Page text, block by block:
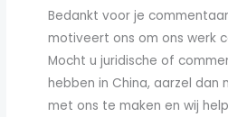
Bedankt voor je
motiveert ons om ons werk
Mocht u juridische of
hebben in China, aarzel dan
met ons te maken en wij